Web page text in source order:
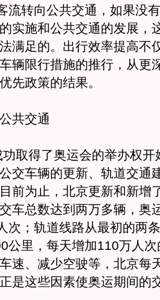
流转向公共交通，如果没
实施和公共交通的发展，
满足的。出行效率提高不
辆限行措施的推行，从更
先政策的结果。
共交通
得了奥运会的举办权开
交车辆的更新、轨道交通
前为止，北京更新和新增
车总数达到两万多辆，奥
次；轨道线路从最初的两
公里，每天增加110万人
速、减少空驶等，北京每
是这些因素使奥运期间的